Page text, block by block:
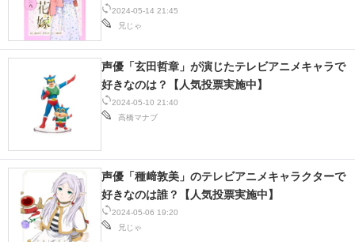
2024-05-14 21:45
兄じゃ
最新投票結果】
2024-05-10 21:40
高橋マナブ
声優「玄田哲章」が演じたテレビアニメキャラで
好きなのは？【人気投票実施中】
2024-05-06 19:20
兄じゃ
声優「種﨑敦美」のテレビアニメキャラクターで
好きなのは誰？【人気投票実施中】